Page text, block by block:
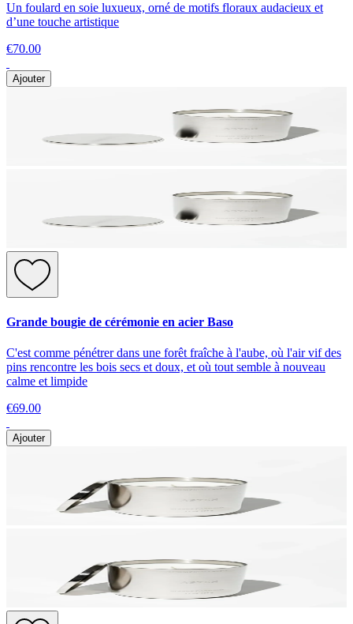
Un foulard en soie luxueux, orné de motifs floraux audacieux et
d’une touche artistique
€70.00
Ajouter
Grande bougie de cérémonie en acier Baso
C'est comme pénétrer dans une forêt fraîche à l'aube, où l'air vif des
pins rencontre les bois secs et doux, et où tout semble à nouveau
calme et limpide
€69.00
Ajouter